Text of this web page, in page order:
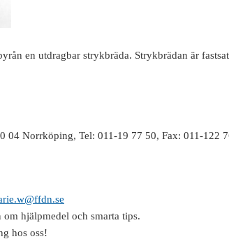
en utdragbar strykbräda. Strykbrädan är
Norrköping, Tel: 011-19 77 50, Fax: 011-122
hjälpmedel och smarta tips.
hos oss!